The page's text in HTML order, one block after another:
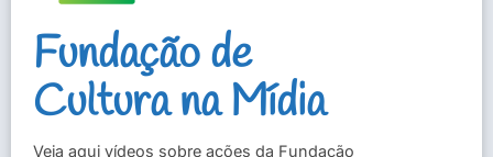
Fundação de
Cultura na Mídia
Veja aqui vídeos sobre ações da Fundação